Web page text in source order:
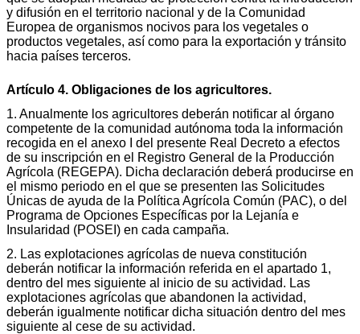
y difusión en el territorio nacional y de la Comunidad
Europea de organismos nocivos para los vegetales o
productos vegetales, así como para la exportación y tránsito
hacia países terceros.
Artículo 4. Obligaciones de los agricultores.
1. Anualmente los agricultores deberán notificar al órgano
competente de la comunidad autónoma toda la información
recogida en el anexo I del presente Real Decreto a efectos
de su inscripción en el Registro General de la Producción
Agrícola (REGEPA). Dicha declaración deberá producirse en
el mismo periodo en el que se presenten las Solicitudes
Únicas de ayuda de la Política Agrícola Común (PAC), o del
Programa de Opciones Específicas por la Lejanía e
Insularidad (POSEI) en cada campaña.
2. Las explotaciones agrícolas de nueva constitución
deberán notificar la información referida en el apartado 1,
dentro del mes siguiente al inicio de su actividad. Las
explotaciones agrícolas que abandonen la actividad,
deberán igualmente notificar dicha situación dentro del mes
siguiente al cese de su actividad.